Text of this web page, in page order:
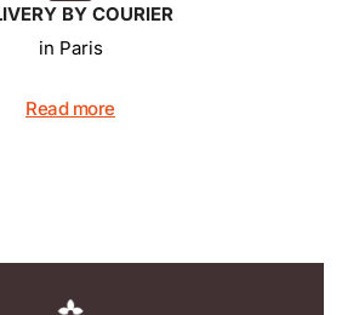
BY COURIER
in Paris
Read more